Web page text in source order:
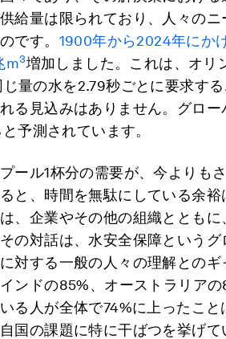
給量は限られており、人々のニ
です。 1900年から2024年にか
m3増加しました。これは、オリ
じ量の水を2.79秒ごとに要求す
る見込みはありません。グロ
予測されています。
ール1杯分の需要が、今よりも
と、時間を無駄にしている余
、企業やその他の組織ととも
の対話は、水安全保障という
対する一般の人々の理解とのギ
ンドの85%、オーストラリア
る人が全体で74%に上ったこと
国の課題に特に干ばつを挙げ